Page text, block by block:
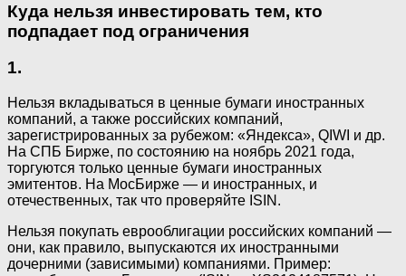
Куда нельзя инвестировать тем, кто
подпадает под ограничения
1.
Нельзя вкладываться в ценные бумаги иностранных
компаний, а также российских компаний,
зарегистрированных за рубежом: «Яндекса», QIWI и др.
На СПБ Бирже, по состоянию на ноябрь 2021 года,
торгуются только ценные бумаги иностранных
эмитентов. На МосБирже — и иностранных, и
отечественных, так что проверяйте ISIN.
Нельзя покупать еврооблигации российских компаний —
они, как правило, выпускаются их иностранными
дочерними (зависимыми) компаниями. Пример: